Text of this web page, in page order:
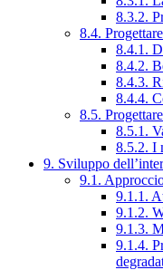
8.3.2.
8.4.
8.4.1.
8.4.2.
8.4.3.
8.4.4.
8.5.
8.5.1.
8.5.2. I
9. Sviluppo
9.1.
9.1.1.
9.1.2.
9.1.3.
9.1.4.